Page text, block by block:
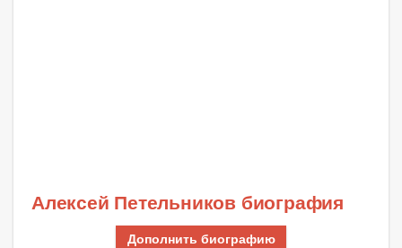
Алексей Петельников биография
Дополнить биографию